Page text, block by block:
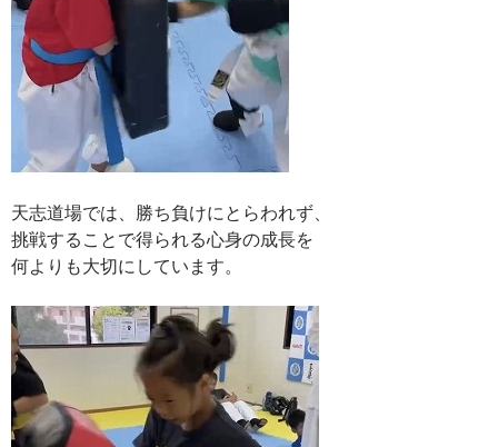
天志道場では、勝ち負けにとらわれず、
挑戦することで得られる心身の成長を
何よりも大切にしています。